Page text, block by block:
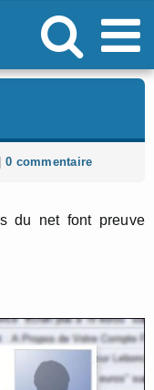
0 commentaire
du net font preuve